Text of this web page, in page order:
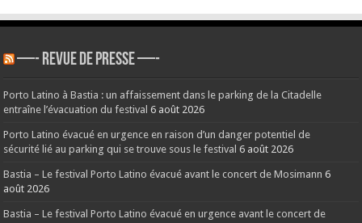
—- REVUE DE PRESSE —-
Porto Latino à Bastia : un affaissement dans le parking de la Citadelle
entraîne l’évacuation du festival 6 août 2026
Porto Latino évacué en urgence en raison d’un danger potentiel de
sécurité lié au parking qui se trouve sous le festival 6 août 2026
Bastia – Le festival Porto Latino évacué avant le concert de Mosimann 6
août 2026
Bastia – Le festival Porto Latino évacué en urgence avant le concert de